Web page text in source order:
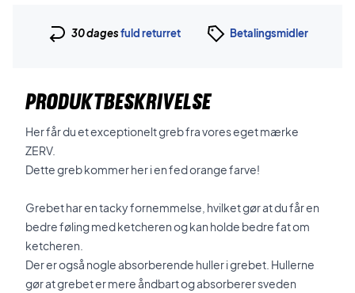
30 dagesfuld returret Betalingsmidler
PRODUKTBESKRIVELSE
Her får du et exceptionelt greb fra vores eget mærke
ZERV.
Dette greb kommer her i en fed orange farve!
Grebet har en tacky fornemmelse, hvilket gør at du får en
bedre føling med ketcheren og kan holde bedre fat om
ketcheren.
Der er også nogle absorberende huller i grebet. Hullerne
gør at grebet er mere åndbart og absorberer sveden